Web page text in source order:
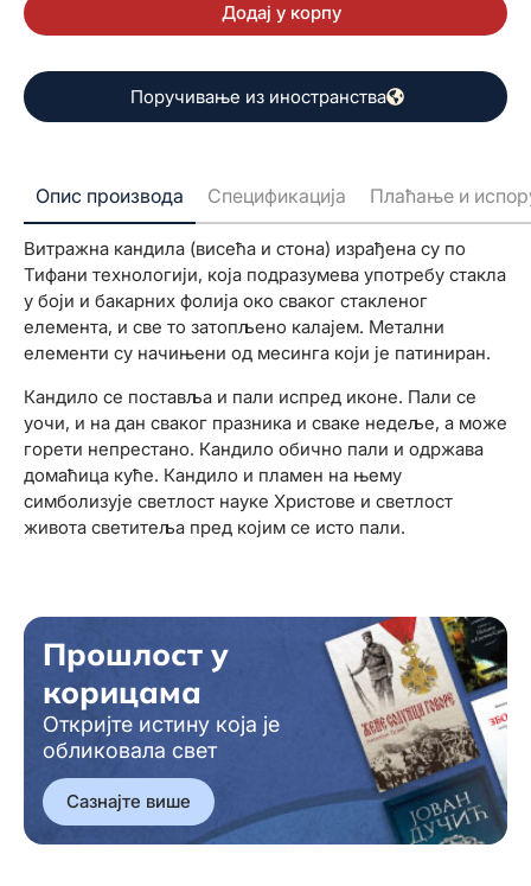
Додај у корпу
Поручивање из иностранства
Опис производа Спецификација Плаћање и
Витражна кандила (висећа и стона) израђена су по
Тифани технологији, која подразумева употребу стакла
у боји и бакарних фолија око сваког стакленог
елемента, и све то затопљено калајем. Метални
елементи су начињени од месинга који је патиниран.
Кандило се поставља и пали испред иконе. Пали се
уочи, и на дан сваког празника и сваке недеље, а може
горети непрестано. Кандило обично пали и одржава
домаћица куће. Кандило и пламен на њему
симболизује светлост науке Христове и светлост
живота светитеља пред којим се исто пали.
Прошлост у
корицама
Откријте истину која је
обликовала свет
Сазнајте више